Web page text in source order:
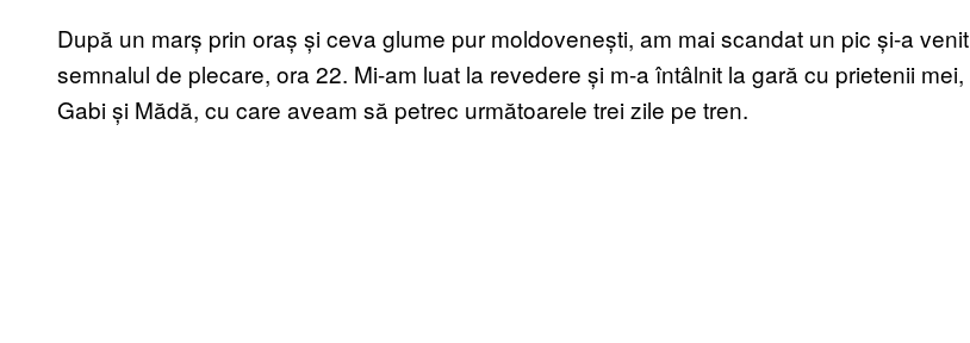
După un marș prin oraș și ceva glume pur moldovenești, am mai scandat un pic și-a venit
semnalul de plecare, ora 22. Mi-am luat la revedere și m-a întâlnit la gară cu prietenii mei,
Gabi și Mădă, cu care aveam să petrec următoarele trei zile pe tren.